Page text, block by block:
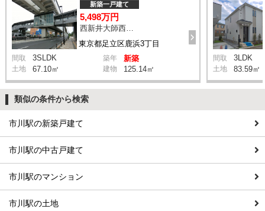
東京都足立区鹿浜3丁目
新築一戸建て
5,498万円
西新井大師西駅 鹿浜三丁目交差点 バス14分 停歩4分
間取 3SLDK 築年 新築
土地 67.10㎡ 建物 125.14㎡
間取 3LDK
土地 83.59㎡
類似の条件から検索
市川駅の新築戸建て
市川駅の中古戸建て
市川駅のマンション
市川駅の土地